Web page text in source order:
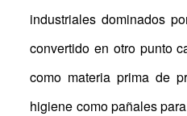
industriales dominados
convertido en otro punto
como materia prima de
higiene como pañales